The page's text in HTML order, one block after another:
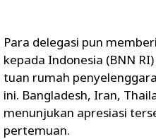
Para delegasi pun
kepada Indonesia (BNN
tuan rumah
ini. Bangladesh, Iran,
menunjukan apresiasi
pertemuan.